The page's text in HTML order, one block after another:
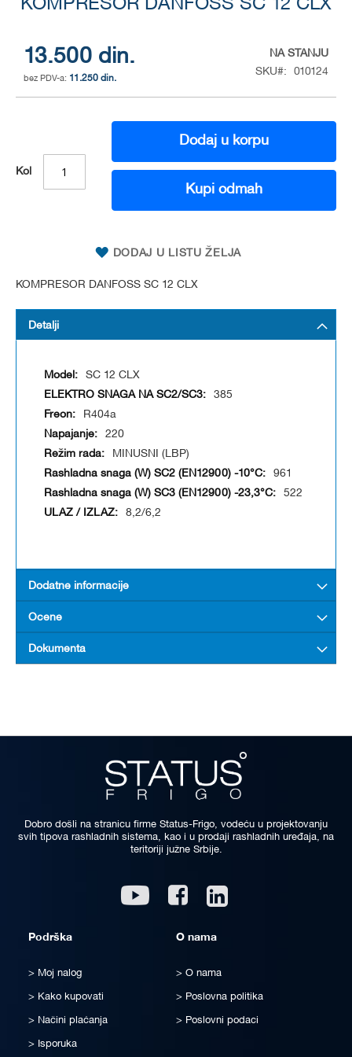
KOMPRESOR DANFOSS SC 12 CLX
13.500 din.
11.250 din.
NA STANJU
SKU
010124
Kol
Dodaj u korpu
Kupi odmah
DODAJ U LISTU ŽELJA
KOMPRESOR DANFOSS SC 12 CLX
of
the
images
gallery
Detalji
SC 12 CLX
385
R404a
220
MINUSNI (LBP)
961
522
8,2/6,2
Dodatne informacije
Ocene
Dokumenta
Dobro došli na stranicu firme Status-Frigo, vodeću u projektovanju
svih tipova rashladnih sistema, kao i u prodaji rashladnih uređaja, na
teritoriji južne Srbije.
Youtube Facebook
Podrška
Moj nalog
Kako kupovati
Načini plaćanja
Isporuka
O nama
O nama
Poslovna politika
Poslovni podaci